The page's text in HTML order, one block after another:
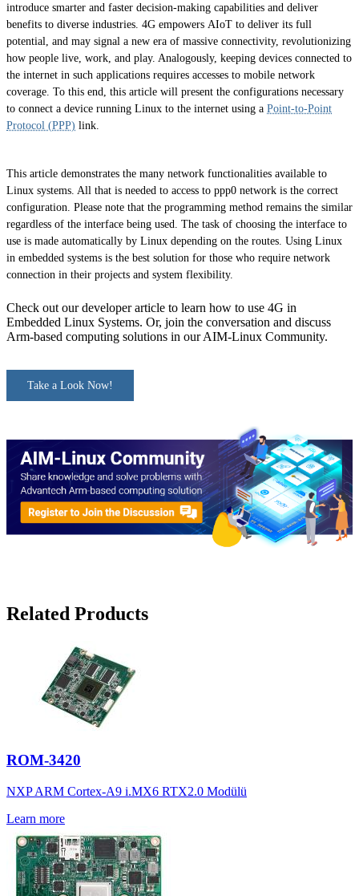
introduce smarter and faster decision-making capabilities and deliver
benefits to diverse industries. 4G empowers AIoT to deliver its full
potential, and may signal a new era of massive connectivity, revolutionizing
how people live, work, and play. Analogously, keeping devices connected to
the internet in such applications requires accesses to mobile network
coverage. To this end, this article will present the configurations necessary
to connect a device running Linux to the internet using a Point-to-Point
Protocol (PPP) link.
This article demonstrates the many network functionalities available to
Linux systems. All that is needed to access to ppp0 network is the correct
configuration. Please note that the programming method remains the similar
regardless of the interface being used. The task of choosing the interface to
use is made automatically by Linux depending on the routes. Using Linux
in embedded systems is the best solution for those who require network
connection in their projects and system flexibility.
Check out our developer article to learn how to use 4G in
Embedded Linux Systems. Or, join the conversation and discuss
Arm-based computing solutions in our AIM-Linux Community.
Take a Look Now!
Related Products
ROM-3420
NXP ARM Cortex-A9 i.MX6 RTX2.0 Modülü
Learn more